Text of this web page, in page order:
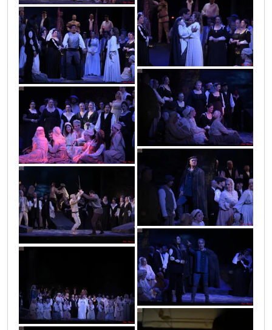
vic0547
vic0545
vic0579
vic0578
vic0550
vic0617
vic0565
vic0517